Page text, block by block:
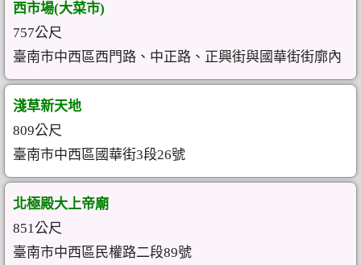
西市場(大菜市)
757公尺
臺南市中西區西門路、中正路、正興街與國華街街廓內
淺草新天地
809公尺
臺南市中西區國華街3段26號
北極殿大上帝廟
851公尺
臺南市中西區民權路二段89號